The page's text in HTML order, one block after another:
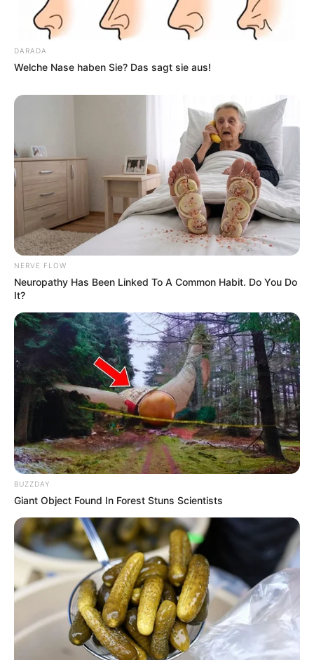
DARADA
Welche Nase haben Sie? Das sagt sie aus!
NERVE FLOW
Neuropathy Has Been Linked To A Common Habit. Do You Do
It?
BUZZDAY
Giant Object Found In Forest Stuns Scientists